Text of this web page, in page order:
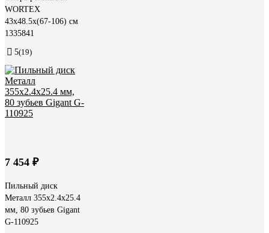
WORTEX
43x48.5x(67-106) см
1335841
5(19)
7 454 ₽
Пильный диск
Металл 355x2.4x25.4
мм, 80 зубьев Gigant
G-110925